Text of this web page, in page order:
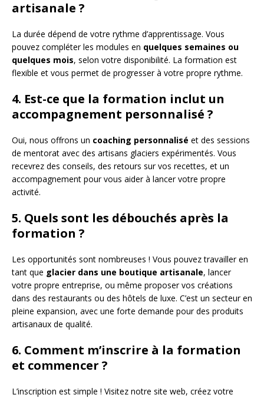
artisanale ?
La durée dépend de votre rythme d’apprentissage. Vous
pouvez compléter les modules en quelques semaines ou
quelques mois, selon votre disponibilité. La formation est
flexible et vous permet de progresser à votre propre rythme.
4. Est-ce que la formation inclut un
accompagnement personnalisé ?
Oui, nous offrons un coaching personnalisé et des sessions
de mentorat avec des artisans glaciers expérimentés. Vous
recevrez des conseils, des retours sur vos recettes, et un
accompagnement pour vous aider à lancer votre propre
activité.
5. Quels sont les débouchés après la
formation ?
Les opportunités sont nombreuses ! Vous pouvez travailler en
tant que glacier dans une boutique artisanale, lancer
votre propre entreprise, ou même proposer vos créations
dans des restaurants ou des hôtels de luxe. C’est un secteur en
pleine expansion, avec une forte demande pour des produits
artisanaux de qualité.
6. Comment m’inscrire à la formation
et commencer ?
L’inscription est simple ! Visitez notre site web, créez votre